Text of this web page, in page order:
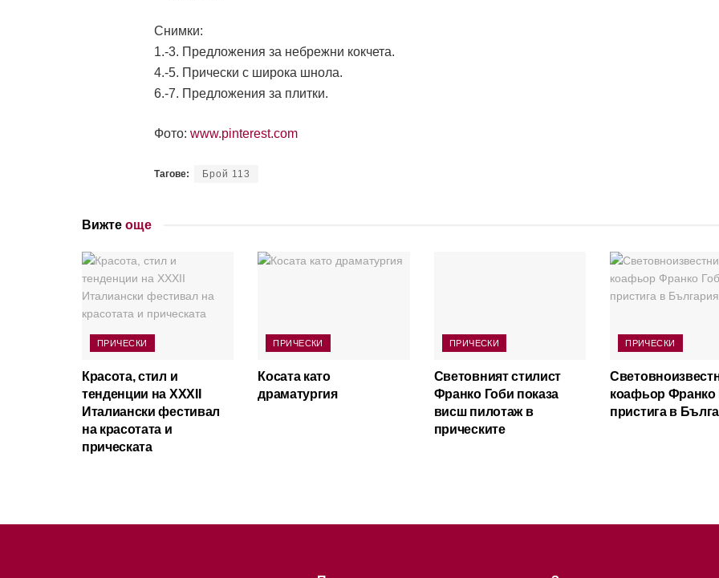
Снимки:
1.-3. Предложения за небрежни кокчета.
4.-5. Прически с широка шнола.
6.-7. Предложения за плитки.
Фото: www.pinterest.com
Тагове: Брой 113
Вижте още
ПРИЧЕСКИ
Красота, стил и
тенденции на XXXII
Италиански фестивал
на красотата и
прическата
ПРИЧЕСКИ
Косата като
драматургия
ПРИЧЕСКИ
Световният стилист
Франко Гоби показа
висш пилотаж в
прическите
ПРИЧЕСКИ
коафьор Франко
пристига в